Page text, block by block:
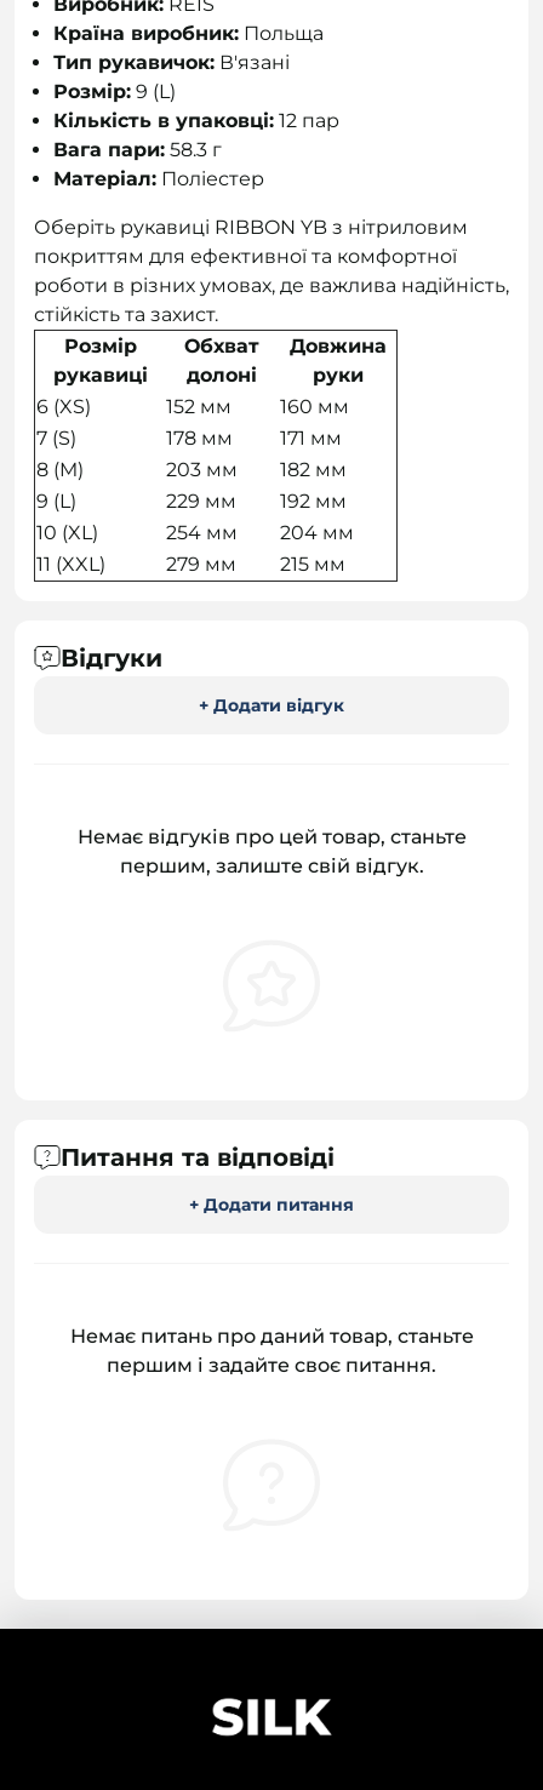
Країна виробник: Польща
Тип рукавичок: В'язані
Розмір: 9 (L)
Кількість в упаковці: 12 пар
Вага пари: 58.3 г
Матеріал: Поліестер
Оберіть рукавиці RIBBON YB з нітриловим
покриттям для ефективної та комфортної
роботи в різних умовах, де важлива надійність,
стійкість та захист.
Розмір
рукавиці
Обхват
долоні
Довжина
руки
6 (XS)
152 мм
160 мм
7 (S)
178 мм
171 мм
8 (M)
203 мм
182 мм
9 (L)
229 мм
192 мм
10 (XL)
254 мм
204 мм
11 (XXL)
279 мм 215 мм
Відгуки
+ Додати відгук
Немає відгуків про цей товар, станьте
першим, залиште свій відгук.
Питання та відповіді
+ Додати питання
Немає питань про даний товар, станьте
першим і задайте своє питання.